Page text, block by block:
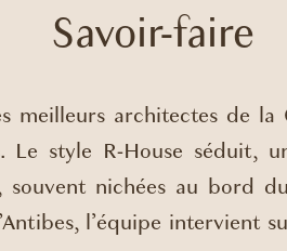
Savoir-faire
meilleurs architectes de
Le style R-House séduit,
souvent nichées au bord
l’équipe intervient